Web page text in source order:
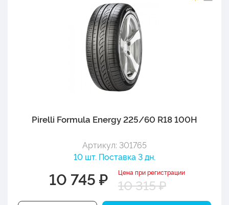
Pirelli Formula Energy 225/60 R18 100H
Артикул: 301765
10 шт. Поставка 3 дн.
10 745 ₽ Цена при регистрации
10 315 ₽